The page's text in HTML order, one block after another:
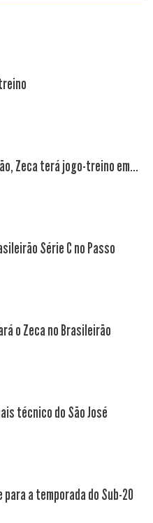
Zeca terá jogo-treino em...
Série C no Passo
o Zeca no Brasileirão
técnico do São José
a temporada do Sub-20